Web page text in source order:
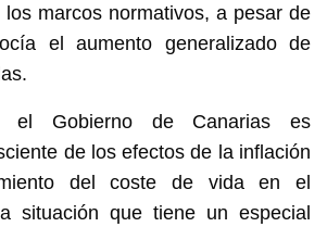
marcos normativos, a pesar de
el aumento generalizado de
el Gobierno de Canarias es
de los efectos de la inflación
del coste de vida en el
situación que tiene un especial